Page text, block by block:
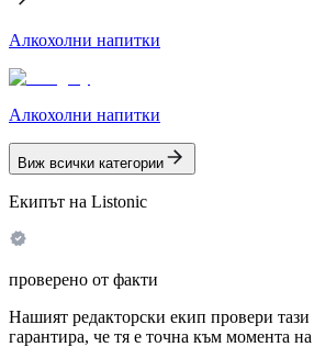
Алкохолни напитки
Алкохолни напитки
Виж всички категории
Екипът на Listonic
проверено от факти
Нашият редакторски екип провери тази
гарантира, че тя е точна към момента